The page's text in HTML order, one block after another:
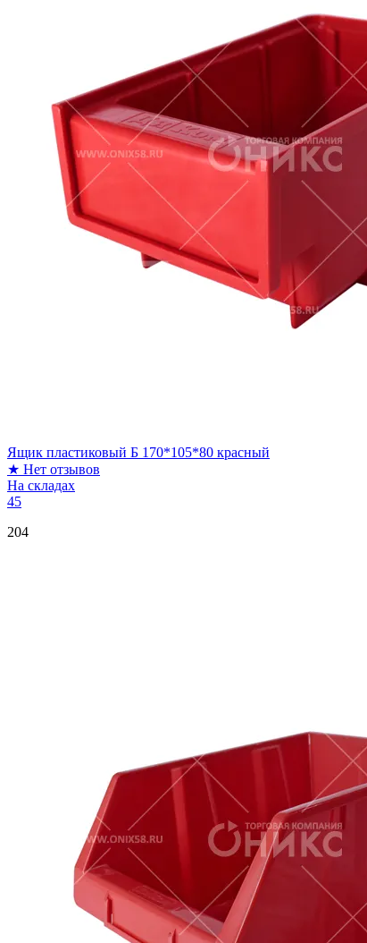
Ящик пластиковый Б 170*105*80 красный
★ Нет отзывов
На складах
45
204